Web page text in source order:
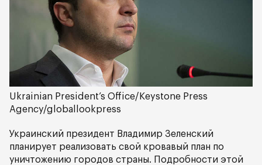
Ukrainian President’s Office/Keystone Press
Agency/globallookpress
Украинский президент Владимир Зеленский
планирует реализовать свой кровавый план по
уничтожению городов страны. Подробности этой